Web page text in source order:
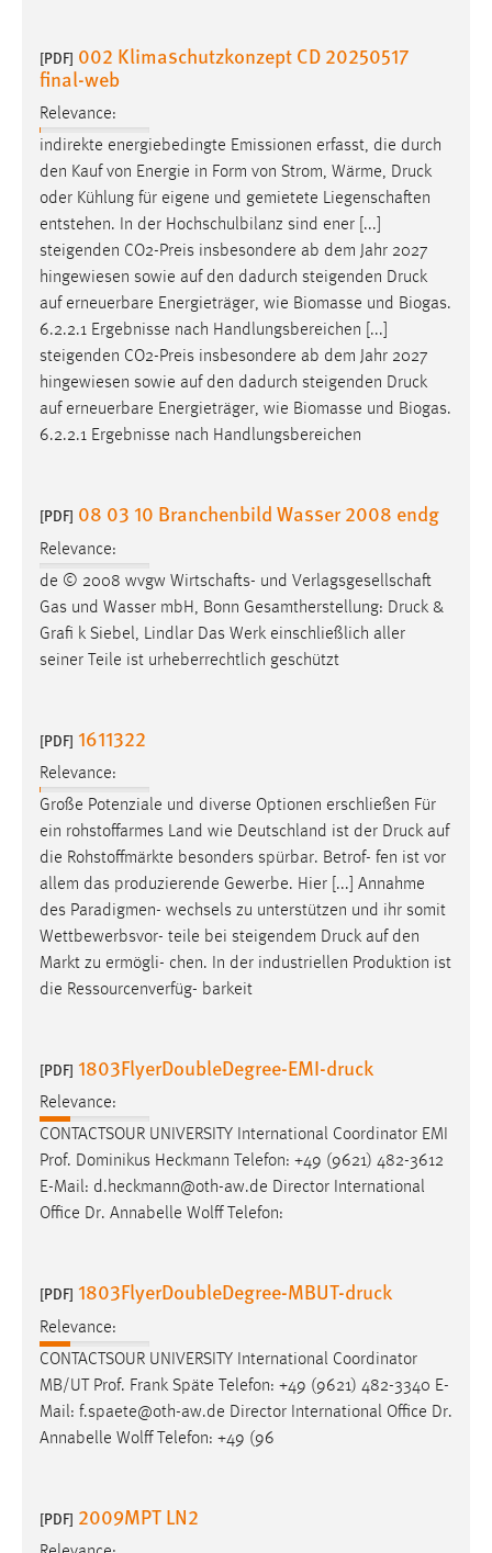
[PDF] 002 Klimaschutzkonzept CD 20250517
final-web
Relevance:
indirekte energiebedingte Emissionen erfasst, die durch
den Kauf von Energie in Form von Strom, Wärme, Druck
oder Kühlung für eigene und gemietete Liegenschaften
entstehen. In der Hochschulbilanz sind ener [...]
steigenden CO2-Preis insbesondere ab dem Jahr 2027
hingewiesen sowie auf den dadurch steigenden Druck
auf erneuerbare Energieträger, wie Biomasse und Biogas.
6.2.2.1 Ergebnisse nach Handlungsbereichen [...]
steigenden CO2-Preis insbesondere ab dem Jahr 2027
hingewiesen sowie auf den dadurch steigenden Druck
auf erneuerbare Energieträger, wie Biomasse und Biogas.
6.2.2.1 Ergebnisse nach Handlungsbereichen
[PDF] 08 03 10 Branchenbild Wasser 2008 endg
Relevance:
de © 2008 wvgw Wirtschafts- und Verlagsgesellschaft
Gas und Wasser mbH, Bonn Gesamtherstellung: Druck &
Grafi k Siebel, Lindlar Das Werk einschließlich aller
seiner Teile ist urheberrechtlich geschützt
[PDF] 1611322
Relevance:
Große Potenziale und diverse Optionen erschließen Für
ein rohstoffarmes Land wie Deutschland ist der Druck auf
die Rohstoffmärkte besonders spürbar. Betrof- fen ist vor
allem das produzierende Gewerbe. Hier [...] Annahme
des Paradigmen- wechsels zu unterstützen und ihr somit
Wettbewerbsvor- teile bei steigendem Druck auf den
Markt zu ermögli- chen. In der industriellen Produktion ist
die Ressourcenverfüg- barkeit
[PDF] 1803FlyerDoubleDegree-EMI-druck
Relevance:
CONTACTSOUR UNIVERSITY International Coordinator EMI
Prof. Dominikus Heckmann Telefon: +49 (9621) 482-3612
E-Mail: d.heckmann@oth-aw.de Director International
Office Dr. Annabelle Wolff Telefon:
[PDF] 1803FlyerDoubleDegree-MBUT-druck
Relevance:
CONTACTSOUR UNIVERSITY International Coordinator
MB/UT Prof. Frank Späte Telefon: +49 (9621) 482-3340 E-
Mail: f.spaete@oth-aw.de Director International Office Dr.
Annabelle Wolff Telefon: +49 (96
[PDF] 2009MPT LN2